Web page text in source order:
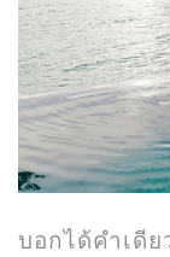
บอกได้คำเดี